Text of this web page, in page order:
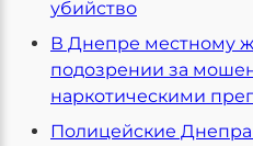
убийство
В Днепре местному
подозрении за
наркотическими
Полицейские